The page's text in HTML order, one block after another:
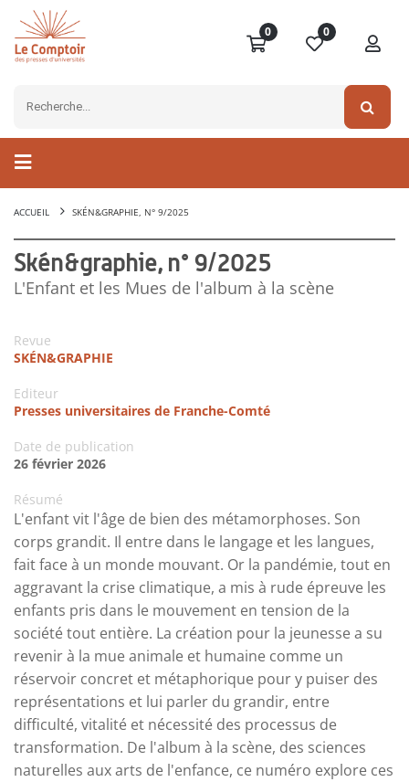
0 0
ACCUEIL SKÉN&GRAPHIE, N° 9/2025
Skén&graphie, n° 9/2025
L'Enfant et les Mues de l'album à la scène
Revue
SKÉN&GRAPHIE
Editeur
Presses universitaires de Franche-Comté
Date de publication
26 février 2026
Résumé
L'enfant vit l'âge de bien des métamorphoses. Son
corps grandit. Il entre dans le langage et les langues,
fait face à un monde mouvant. Or la pandémie, tout en
aggravant la crise climatique, a mis à rude épreuve les
enfants pris dans le mouvement en tension de la
société tout entière. La création pour la jeunesse a su
revenir à la mue animale et humaine comme un
réservoir concret et métaphorique pour y puiser des
représentations et lui parler du grandir, entre
difficulté, vitalité et nécessité des processus de
transformation. De l'album à la scène, des sciences
naturelles aux arts de l'enfance, ce numéro explore ces